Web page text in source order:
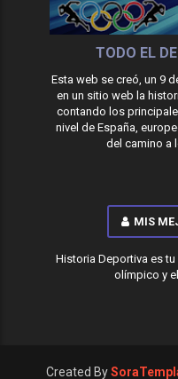
TODO EL
Esta web se creó, un 9
en un sitio web la
contando los
nivel de España,
del camino a
MIS
Historia Deportiva es
olímpico y
Created By